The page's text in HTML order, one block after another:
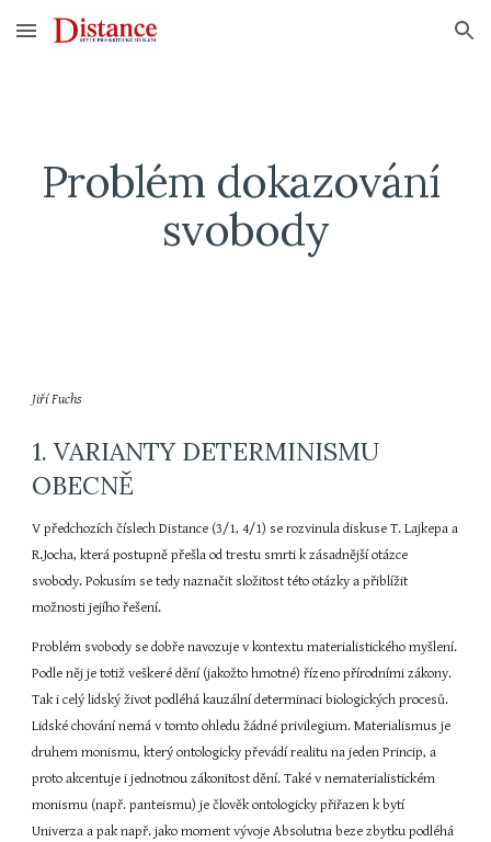
Skip to main content Skip to navigation
Problém dokazování
svobody
Jiří Fuchs
1. VARIANTY DETERMINISMU
OBECNĚ
V předchozích číslech Distance (3/1, 4/1) se rozvinula diskuse T. Lajkepa a
R.Jocha, která postupně přešla od trestu smrti k zásadnější otázce
svobody. Pokusím se tedy naznačit složitost této otázky a přiblížit
možnosti jejího řešení.
Problém svobody se dobře navozuje v kontextu materialistického myšlení.
Podle něj je totiž veškeré dění (jakožto hmotné) řízeno přírodními zákony.
Tak i celý lidský život podléhá kauzální determinaci biologických procesů.
Lidské chování nemá v tomto ohledu žádné privilegium. Materialismus je
druhem monismu, který ontologicky převádí realitu na jeden Princip, a
proto akcentuje i jednotnou zákonitost dění. Také v nematerialistickém
monismu (např. panteismu) je člověk ontologicky přiřazen k bytí
Univerza a pak např. jako moment vývoje Absolutna beze zbytku podléhá